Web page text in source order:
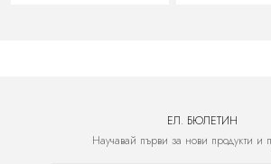
ЕЛ. БЮЛЕТИН
Научавай първи за нови продукти и